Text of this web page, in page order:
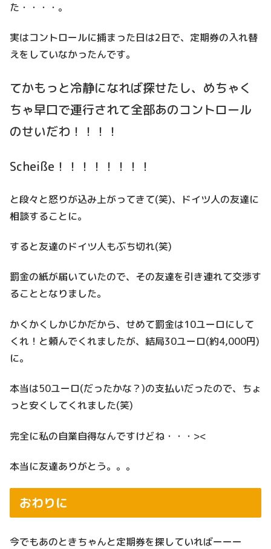
た・・・・。
実はコントロールに捕まった日は2日で、定期券の入れ替
えをしていなかったんです。
てかもっと冷静になれば探せたし、めちゃく
ちゃ早口で連行されて全部あのコントロール
のせいだわ！！！！
Scheiße！！！！！！！！
と段々と怒りが込み上がってきて(笑)、ドイツ人の友達に
相談することに。
すると友達のドイツ人もぶち切れ(笑)
罰金の紙が届いていたので、その友達を引き連れて交渉す
ることとなりました。
かくかくしかじかだから、せめて罰金は10ユーロにして
くれ！と頼んでくれましたが、結局30ユーロ(約4,000円)
に。
本当は50ユーロ(だったかな？)の支払いだったので、ちょ
っと安くしてくれました(笑)
完全に私の自業自得なんですけどね・・・><
本当に友達ありがとう。。。
おわりに
今でもあのときちゃんと定期券を探していればーーー